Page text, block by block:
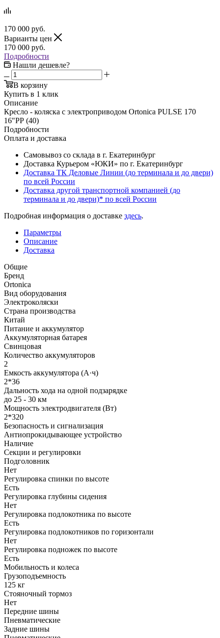
170 000 руб.
Варианты цен
170 000 руб.
Подробности
Нашли дешевле?
В корзину
Купить в 1 клик
Описание
Кресло - коляска с электроприводом Ortonica PULSE 170
16"РР (40)
Подробности
Оплата и доставка
Самовывоз со склада в г. Екатеринбург
Доставка Курьером «ЮКИ» по г. Екатеринбург
Доставка ТК Деловые Линии (до терминала и до двери)
по всей России
Доставка другой транспортной компанией (до
терминала и до двери)* по всей России
Подробная информация о доставке здесь.
Параметры
Описание
Доставка
Общие
Бренд
Ortonica
Вид оборудования
Электроколяски
Страна производства
Китай
Питание и аккумулятор
Аккумуляторная батарея
Свинцовая
Количество аккумуляторов
2
Емкость аккумулятора (А·ч)
2*36
Дальность хода на одной подзарядке
до 25 - 30 км
Мощность электродвигателя (Вт)
2*320
Безопасность и сигнализация
Антиопрокидывающее устройство
Наличие
Секции и регулировки
Подголовник
Нет
Регулировка спинки по высоте
Есть
Регулировка глубины сидения
Нет
Регулировка подлокотника по высоте
Есть
Регулировка подлокотников по горизонтали
Нет
Регулировка подножек по высоте
Есть
Мобильность и колеса
Грузоподъемность
125 кг
Стояночный тормоз
Нет
Передние шины
Пневматические
Задние шины